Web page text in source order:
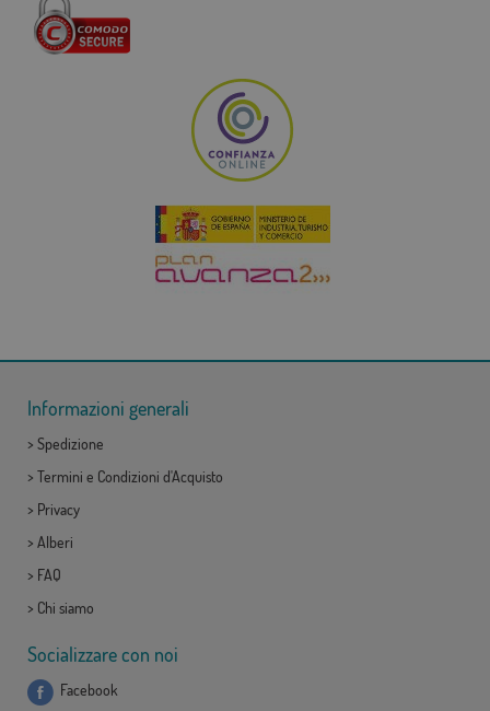
Informazioni generali
> Spedizione
> Termini e Condizioni d'Acquisto
> Privacy
> Alberi
> FAQ
> Chi siamo
Socializzare con noi
Facebook